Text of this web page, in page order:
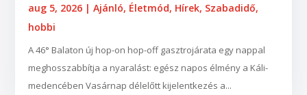
aug 5, 2026 |Ajánló, Életmód, Hírek, Szabadidő,
hobbi
A 46° Balaton új hop-on hop-off gasztrojárata egy nappal
meghosszabbítja a nyaralást: egész napos élmény a Káli-
medencében Vasárnap délelőtt kijelentkezés a...